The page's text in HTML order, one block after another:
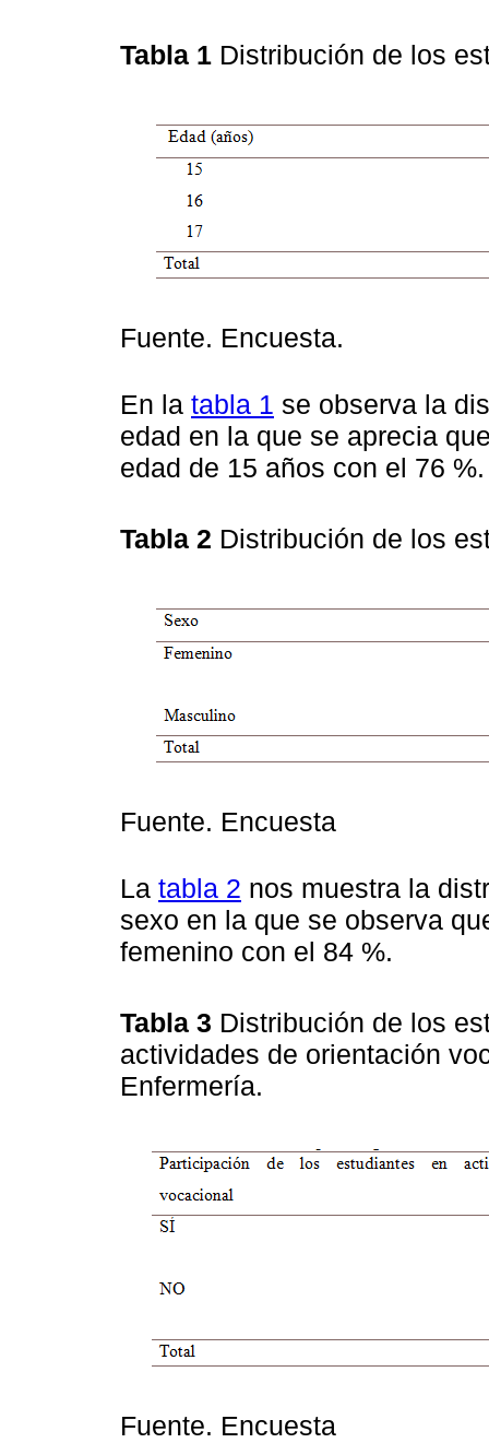
Tabla 1 Distribución de los
Fuente. Encuesta.
En la tabla 1 se observa la
edad en la que se aprecia
edad de 15 años con el 76 %.
Tabla 2 Distribución de los
Fuente. Encuesta
La tabla 2 nos muestra la
sexo en la que se observa
femenino con el 84 %.
Tabla 3 Distribución de los
actividades de orientación
Enfermería.
Fuente. Encuesta